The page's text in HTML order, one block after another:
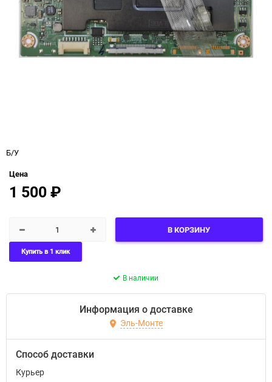
Б/У
Цена
1 500₽
В КОРЗИНУ
Купить в 1 клик
В наличии
Информация о доставке
Эль-Монте
Способ доставки
Курьер